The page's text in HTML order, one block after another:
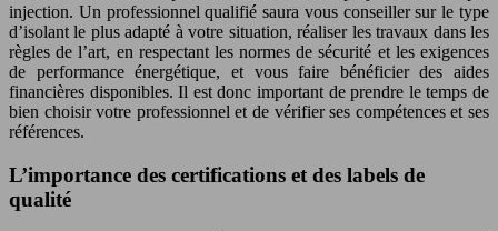
injection. Un professionnel qualifié saura vous conseiller sur le type
d’isolant le plus adapté à votre situation, réaliser les travaux dans les
règles de l’art, en respectant les normes de sécurité et les exigences
de performance énergétique, et vous faire bénéficier des aides
financières disponibles. Il est donc important de prendre le temps de
bien choisir votre professionnel et de vérifier ses compétences et ses
références.
L’importance des certifications et des labels de
qualité